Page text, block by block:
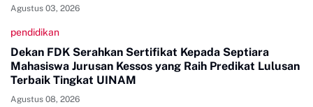
Agustus 03, 2026
pendidikan
Dekan FDK Serahkan Sertifikat Kepada Septiara
Mahasiswa Jurusan Kessos yang Raih Predikat Lulusan
Terbaik Tingkat UINAM
Agustus 08, 2026